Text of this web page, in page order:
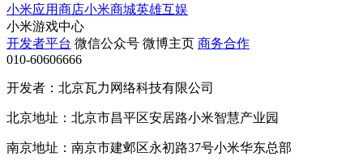
小米应用商店小米商城英雄互娱
小米游戏中心
开发者平台 微信公众号 微博主页 商务合作
010-60606666
开发者：北京瓦力网络科技有限公司
北京地址：北京市昌平区安居路小米智慧产业园
南京地址：南京市建邺区永初路37号小米华东总部